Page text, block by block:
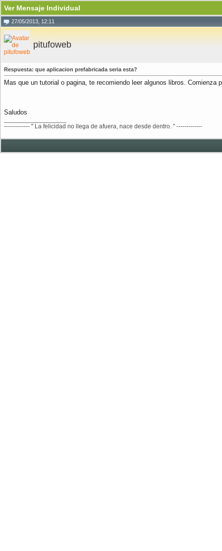
Ver Mensaje Individual
27/05/2013, 12:11
pitufoweb
Respuesta: que aplicacion prefabricada seria esta?
Mas que un tutorial o pagina, te recomiendo leer algunos libros.
Saludos
------------- " La felicidad no llega de afuera, nace desde dentro. " -------------